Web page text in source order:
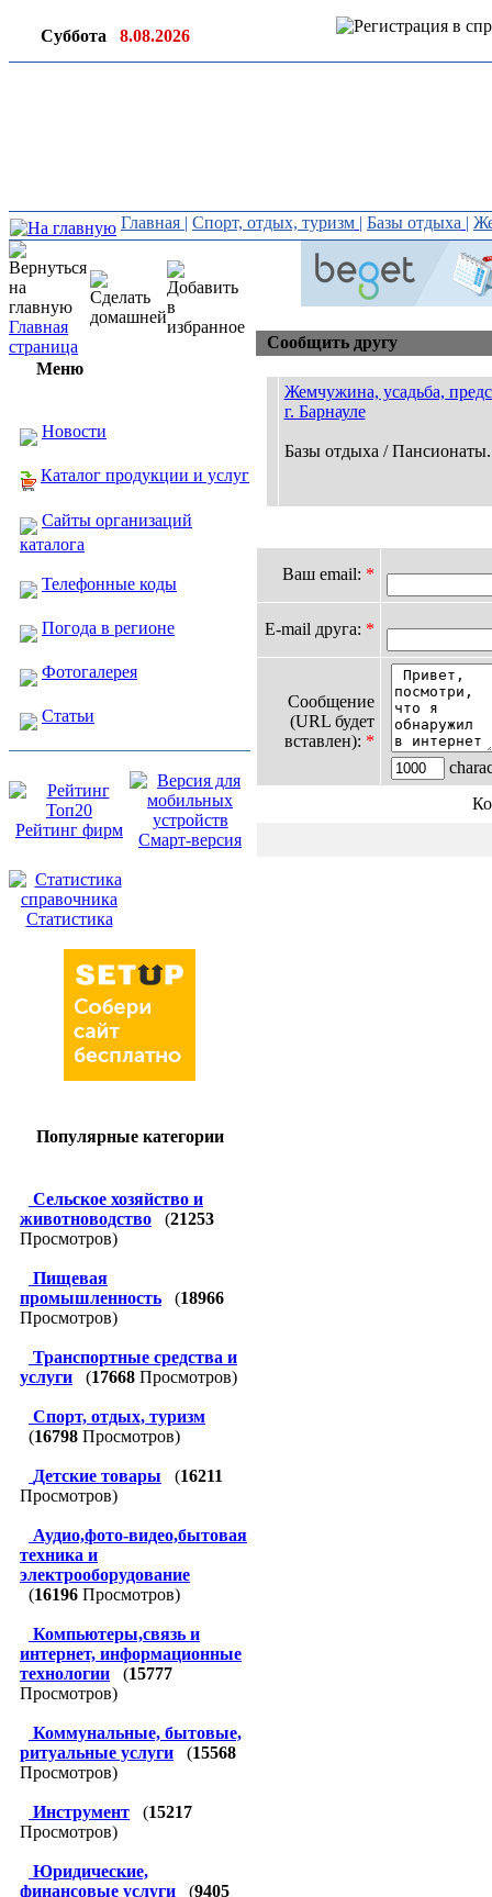
Суббота 8.08.2026
Главная | Спорт, отдых, туризм | Базы отдыха |
Главная
страница
Меню
Новости
Каталог продукции и услуг
Сайты организаций
каталога
Телефонные коды
Погода в регионе
Фотогалерея
Статьи
Рейтинг фирм
Смарт-версия
Статистика
Популярные категории
Сельское хозяйство и
животноводство
(21253
Просмотров)
Пищевая
промышленность
(18966
Просмотров)
Транспортные средства и
услуги
(17668 Просмотров)
Спорт, отдых, туризм
(16798 Просмотров)
Детские товары (16211
Просмотров)
Аудио,фото-видео,бытовая
техника и
электрооборудование
(16196 Просмотров)
Компьютеры,связь и
интернет, информационные
технологии
(15777
Просмотров)
Коммунальные, бытовые,
ритуальные услуги
(15568
Просмотров)
Инструмент (15217
Просмотров)
Юридические,
финансовые услуги
(9405
Сообщить другу
Жемчужина, усадьба,
г. Барнауле
Базы отдыха /
Ваш email: *
E-mail друга: *
Сообщение
(URL будет
вставлен): *